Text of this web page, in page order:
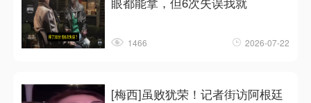
1466 2026-07-22
[梅西]虽败犹荣！记者街访阿根廷